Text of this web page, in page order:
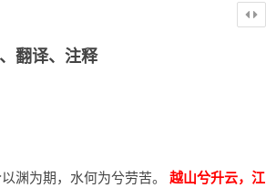
翻译、注释
渊为期，水何为兮劳苦。 越山兮升云，江